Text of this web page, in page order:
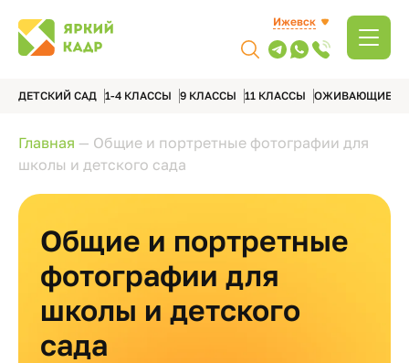
Ижевск
ДЕТСКИЙ САД 1-4 КЛАССЫ 9 КЛАССЫ 11 КЛАССЫ ОЖИВАЮЩИЕ
Главная — Общие и портретные фотографии для
школы и детского сада
Общие и портретные
фотографии для
школы и детского
сада